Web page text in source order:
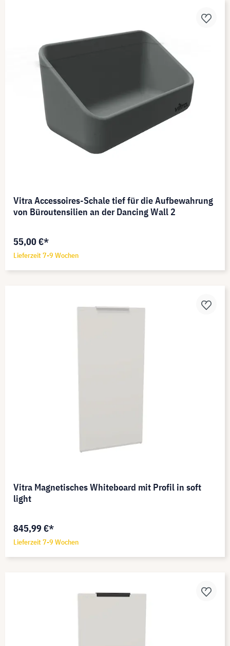
Vitra Accessoires-Schale tief für die Aufbewahrung
von Büroutensilien an der Dancing Wall 2
55,00 €*
Lieferzeit 7-9 Wochen
Vitra Magnetisches Whiteboard mit Profil in soft
light
845,99 €*
Lieferzeit 7-9 Wochen